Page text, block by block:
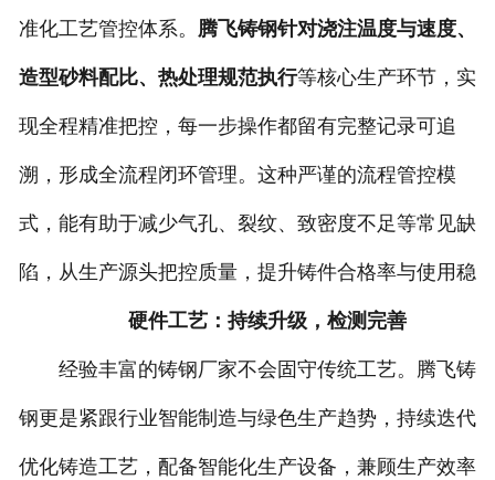
准化工艺管控体系。 腾飞铸钢针对浇注温度与速度、
造型砂料配比、热处理规范执行等核心生产环节，实
现全程精准把控，每一步操作都留有完整记录可追
溯，形成全流程闭环管理。这种严谨的流程管控模
式，能有助于减少气孔、裂纹、致密度不足等常见缺
陷，从生产源头把控质量，提升铸件合格率与使用稳
硬件工艺：持续升级，检测完善
经验丰富的铸钢厂家不会固守传统工艺。腾飞铸
钢更是紧跟行业智能制造与绿色生产趋势，持续迭代
优化铸造工艺，配备智能化生产设备，兼顾生产效率